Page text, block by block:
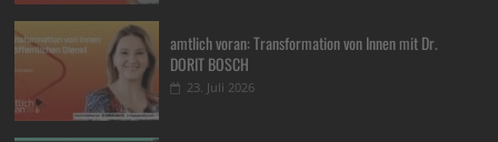
amtlich voran: Transformation von Innen mit Dr.
DORIT BOSCH
23. Juli 2026